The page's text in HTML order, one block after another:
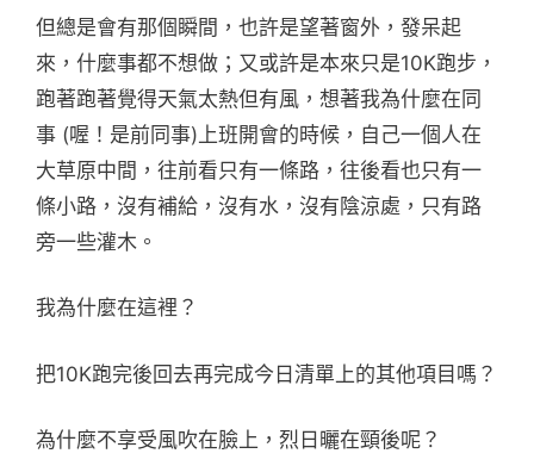
但總是會有那個瞬間，也許是望著窗外，發呆起
來，什麼事都不想做；又或許是本來只是10K跑步，
跑著跑著覺得天氣太熱但有風，想著我為什麼在同
事 (喔！是前同事)上班開會的時候，自己一個人在
大草原中間，往前看只有一條路，往後看也只有一
條小路，沒有補給，沒有水，沒有陰涼處，只有路
旁一些灌木。
我為什麼在這裡？
把10K跑完後回去再完成今日清單上的其他項目嗎？
為什麼不享受風吹在臉上，烈日曬在頸後呢？